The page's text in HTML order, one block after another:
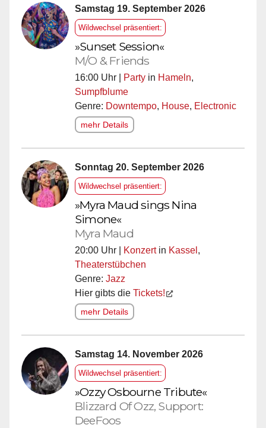
Samstag 19. September 2026
Wildwechsel präsentiert:
»Sunset Session«
M/O & Friends
16:00 Uhr | Party in Hameln,
Sumpfblume
Genre: Downtempo, House, Electronic
mehr Details
Sonntag 20. September 2026
Wildwechsel präsentiert:
»Myra Maud sings Nina
Simone«
Myra Maud
20:00 Uhr | Konzertin Kassel ,
Theaterstübchen
Genre: Jazz
Hier gibts die Tickets!
mehr Details
Samstag 14. November 2026
Wildwechsel präsentiert:
»Ozzy Osbourne Tribute«
Blizzard Of Ozz, Support:
DeeFoos